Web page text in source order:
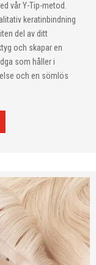
vår Y-Tip-metod.
keratinbindning
del av ditt
och skapar en
som håller i
och en sömlös